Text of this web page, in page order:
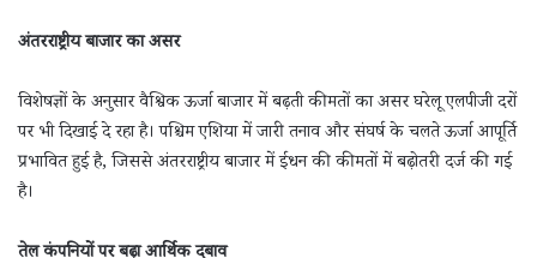
अंतरराष्ट्रीय बाजार का असर
विशेषज्ञों के अनुसार वैश्विक ऊर्जा बाजार में बढ़ती कीमतों का असर घरेलू एलपीजी दरों
पर भी दिखाई दे रहा है। पश्चिम एशिया में जारी तनाव और संघर्ष के चलते ऊर्जा आपूर्ति
प्रभावित हुई है, जिससे अंतरराष्ट्रीय बाजार में ईंधन की कीमतों में बढ़ोतरी दर्ज की गई
है।